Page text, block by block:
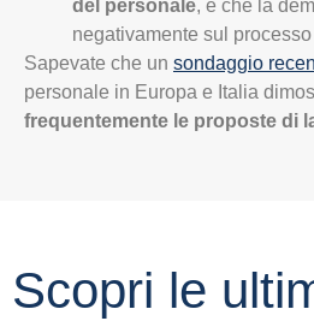
del personale, e che la
negativamente sul
Sapevate che un sondaggio
personale in Europa e Italia
frequentemente le proposte di
Scopri le